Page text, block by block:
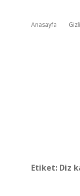
Anasayfa
Etiket: Diz